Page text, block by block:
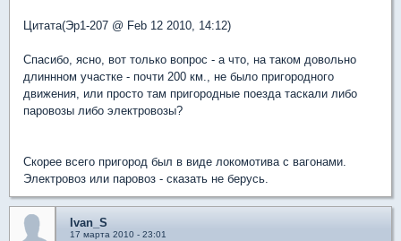
Цитата(Эр1-207 @ Feb 12 2010, 14:12)
Спасибо, ясно, вот только вопрос - а что, на таком довольно
длиннном участке - почти 200 км., не было пригородного
движения, или просто там пригородные поезда таскали либо
паровозы либо электровозы?
Скорее всего пригород был в виде локомотива с вагонами.
Электровоз или паровоз - сказать не берусь.
Ivan_S
17 марта 2010 - 23:01